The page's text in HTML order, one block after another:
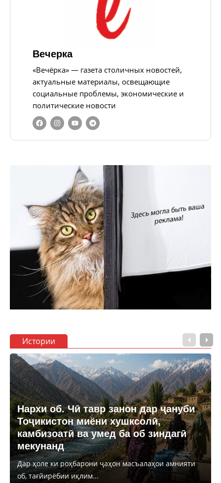
Вечерка
«Вечёрка» — газета столичных новостей,
актуальные материалы, освещающие
социальные проблемы, экономические и
политические новости
Истории
Нархи об. Чӣ тавр занон дар ҷануби
Тоҷикистон миёни хушксолӣ,
камбизоатӣ ва умед ба об зиндагӣ
мекунанд
Дар ҳоле ки роҳбарони ҷаҳон масъалаҳои амнияти
об, тағйирёбии иқлим...